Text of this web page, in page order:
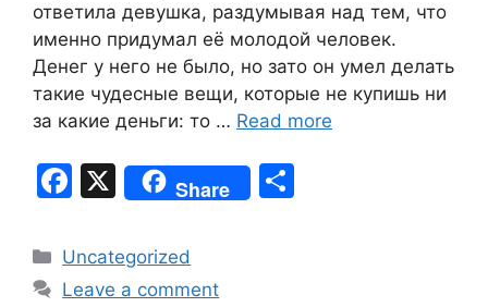
ответила девушка, раздумывая над тем, что
именно придумал её молодой человек.
Денег у него не было, но зато он умел делать
такие чудесные вещи, которые не купишь ни
за какие деньги: то … Read more
F
c
e
X Share
Categories
Uncategorized
Leave a comment